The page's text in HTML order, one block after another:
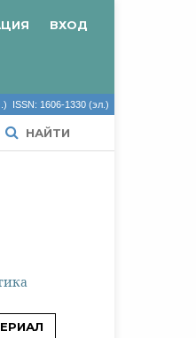
ISSN: 1606-1330 (эл.)
НАЙТИ
ВХОД